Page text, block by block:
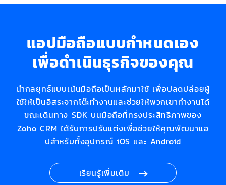
แอปมือถือแบบกำหนดเอง
เพื่อดำเนินธุรกิจของคุณ
นำกลยุทธ์แบบเน้นมือถือเป็นหลักมาใช้ เพื่อปลดปล่อยผู้
ใช้ให้เป็นอิสระจากโต๊ะทำงานและช่วยให้พวกเขาทำงานได้
ขณะเดินทาง SDK บนมือถือที่ทรงประสิทธิภาพของ
Zoho CRM ได้รับการปรับแต่งเพื่อช่วยให้คุณพัฒนาแอ
ปสำหรับทั้งอุปกรณ์ iOS และ Android
เรียนรู้เพิ่มเติม